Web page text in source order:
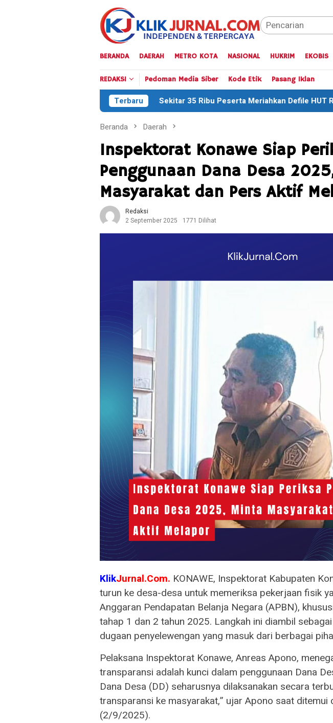
BERANDA DAERAH METRO KOTA NASIONAL HUKRIM EKOBIS
REDAKSI Pedoman Media Siber Kode Etik Pasang Iklan
Terbaru
Sekitar 35 Ribu Peserta Meriahkan Defile HUT RI ke-81 di Konawe
Beranda Daerah
Inspektorat Konawe Siap
Penggunaan Dana Desa
Masyarakat dan Pers Aktif
Redaksi
2 September 2025
1771 Dilihat
KlikJurnal.Com. KONAWE, Inspektorat Kabupaten
turun ke desa-desa untuk memeriksa pekerjaan fisik
Anggaran Pendapatan Belanja Negara (APBN),
tahap 1 dan 2 tahun 2025. Langkah ini diambil
dugaan penyelewengan yang masuk dari berbagai
​Pelaksana Inspektorat Konawe, Anreas Apono,
transparansi adalah kunci dalam penggunaan Dana
Dana Desa (DD) seharusnya dilaksanakan secara
transparansi ke masyarakat,” ujar Apono saat ditemui
(2/9/2025).